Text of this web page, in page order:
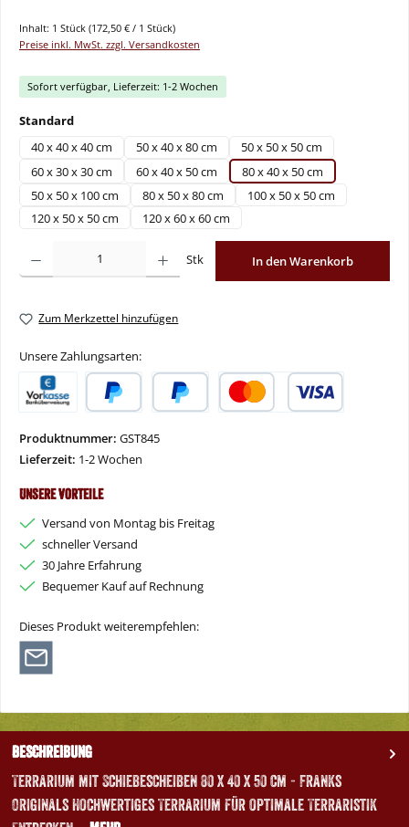
Inhalt: 1 Stück (172,50 € / 1 Stück)
Preise inkl. MwSt. zzgl. Versandkosten
Sofort verfügbar, Lieferzeit: 1-2 Wochen
Standardauswählen
40 x 40 x 40 cm
50 x 40 x 80 cm
50 x 50 x 50 cm
60 x 30 x 30 cm
60 x 40 x 50 cm
80 x 40 x 50 cm
50 x 50 x 100 cm
80 x 50 x 80 cm
100 x 50 x 50 cm
120 x 50 x 50 cm
120 x 60 x 60 cm
Stk In den Warenkorb
Zum Merkzettel hinzufügen
Unsere Zahlungsarten:
Produktnummer: GST845
Lieferzeit: 1-2 Wochen
Unsere Vorteile
Versand von Montag bis Freitag
schneller Versand
30 Jahre Erfahrung
Bequemer Kauf auf Rechnung
Dieses Produkt weiterempfehlen:
Beschreibung
Terrarium mit Schiebescheiben 80 x 40 x 50 cm - Franks
Originals Hochwertiges Terrarium für optimale Terraristik